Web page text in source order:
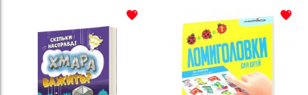
До списку бажань